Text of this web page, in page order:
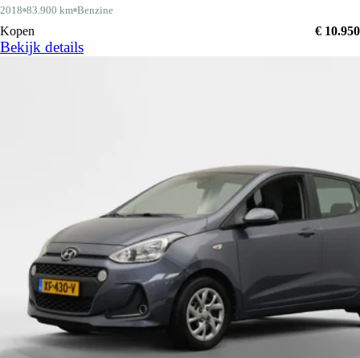
2018 83.900 km Benzine
Kopen € 10.950
Bekijk details